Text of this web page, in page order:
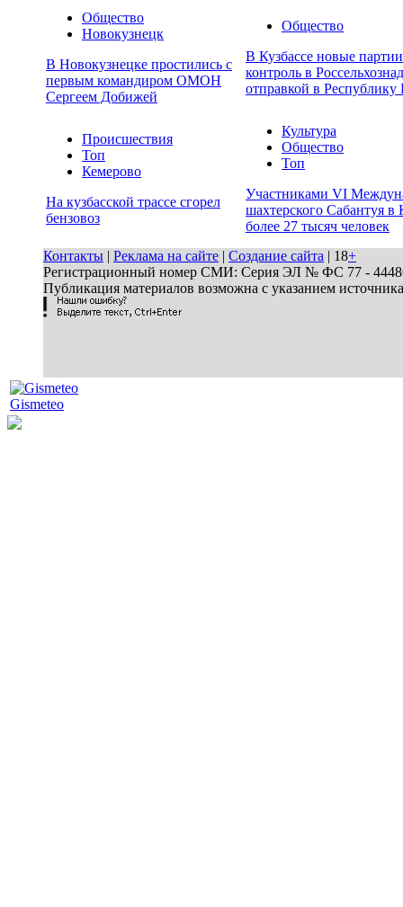
Общество
Новокузнецк
В Новокузнецке простились с
первым командиром ОМОН
Сергеем Добижей
Общество
В Кузбассе новые
контроль в
отправкой в Республику
Происшествия
Топ
Кемерово
На кузбасской трассе сгорел
бензовоз
Культура
Общество
Топ
Участниками VI
шахтерского Сабантуя в
более 27 тысяч человек
Контакты | Реклама на сайте | Создание сайта | 18+
Регистрационный номер СМИ: Серия ЭЛ № ФС 77 - 44486
Публикация материалов возможна с указанием
Gismeteo